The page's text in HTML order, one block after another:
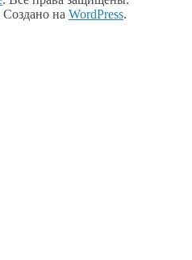
на WordPress.